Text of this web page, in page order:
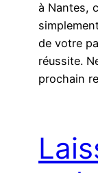
à Nantes,
de votre
réussite.
prochain